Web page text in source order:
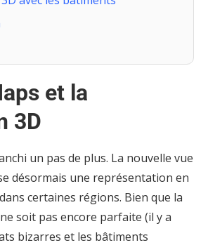
et la
3D
un pas de plus. La nouvelle vue
désormais une représentation en
certaines régions. Bien que la
soit pas encore parfaite (il y a
bizarres et les bâtiments